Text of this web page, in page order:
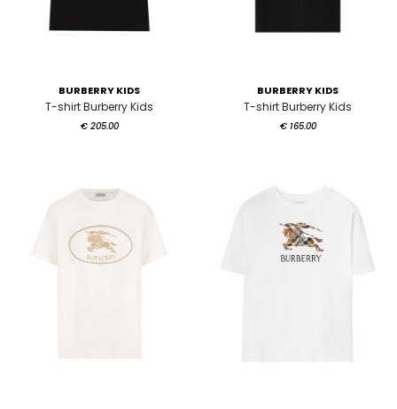
BURBERRY KIDS
T-shirt Burberry Kids
€ 205.00
BURBERRY KIDS
T-shirt Burberry Kids
€ 165.00